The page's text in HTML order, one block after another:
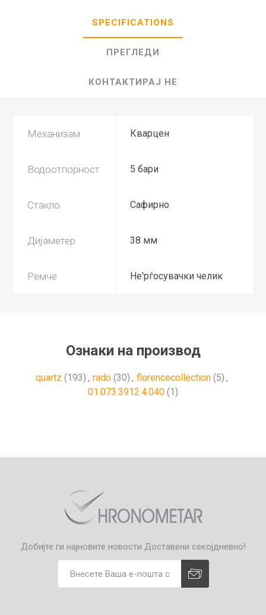
SPECIFICATIONS
ПРЕГЛЕДИ
КОНТАКТИРАЈ НЕ
Механизам Кварцен
Водоотпорност 5 бари
Стакло Сафирно
Дијаметер 38 мм
Ремче Не'рѓосувачки челик
Ознаки на производ
quartz (193) , rado (30) , florencecollection (5) ,
01.073.3912.4.040 (1)
Добијте ги најновите новости Доставени секојдневно!